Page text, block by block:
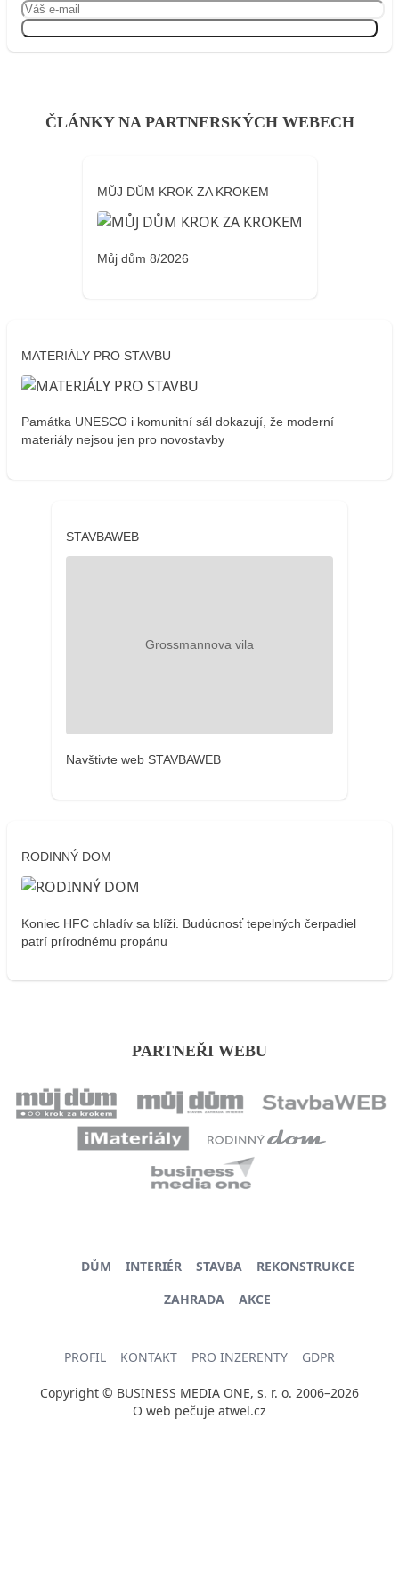
ČLÁNKY NA PARTNERSKÝCH WEBECH
MŮJ DŮM KROK ZA KROKEM
Můj dům 8/2026
MATERIÁLY PRO STAVBU
Památka UNESCO i komunitní sál dokazují, že moderní
materiály nejsou jen pro novostavby
STAVBAWEB
Navštivte web STAVBAWEB
RODINNÝ DOM
Koniec HFC chladív sa blíži. Budúcnosť tepelných čerpadiel
patrí prírodnému propánu
PARTNEŘI WEBU
DŮM INTERIÉR STAVBA
REKONSTRUKCE
ZAHRADA
AKCE
PROFIL KONTAKT PRO INZERENTY GDPR
Copyright © BUSINESS MEDIA ONE, s. r. o. 2006–2026